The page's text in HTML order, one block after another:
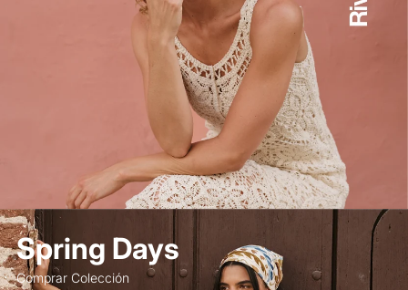
Spring Days
Comprar Colección